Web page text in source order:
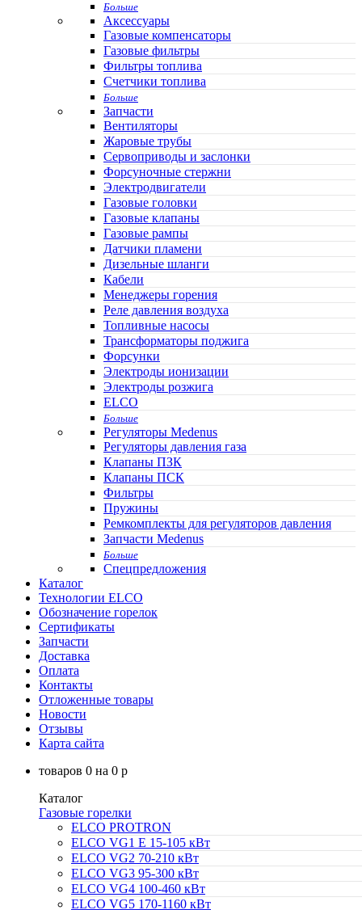
Больше
Аксессуары
Газовые компенсаторы
Газовые фильтры
Фильтры топлива
Счетчики топлива
Больше
Запчасти
Вентиляторы
Жаровые трубы
Сервоприводы и заслонки
Форсуночные стержни
Электродвигатели
Газовые головки
Газовые клапаны
Газовые рампы
Датчики пламени
Дизельные шланги
Кабели
Менеджеры горения
Реле давления воздуха
Топливные насосы
Трансформаторы поджига
Форсунки
Электроды ионизации
Электроды розжига
ELCO
Больше
Регуляторы Medenus
Регуляторы давления газа
Клапаны ПЗК
Клапаны ПСК
Фильтры
Пружины
Ремкомплекты для регуляторов давления
Запчасти Medenus
Больше
Спецпредложения
Каталог
Технологии ELCO
Обозначение горелок
Сертификаты
Запчасти
Доставка
Оплата
Контакты
Отложенные товары
Новости
Отзывы
Карта сайта
товаров 0 на 0 p
Каталог
Газовые горелки
ELCO PROTRON
ELCO VG1 E 15-105 кВт
ELCO VG2 70-210 кВт
ELCO VG3 95-300 кВт
ELCO VG4 100-460 кВт
ELCO VG5 170-1160 кВт